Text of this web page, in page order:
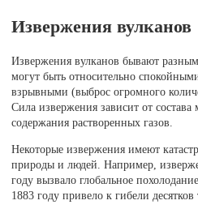
Извержения вулканов
Извержения вулканов бывают
могут быть относительно
взрывными (выброс огромного
Сила извержения зависит от
содержания растворенных газов.
Некоторые извержения имеют
природы и людей. Например,
году вызвало глобальное
1883 году привело к гибели